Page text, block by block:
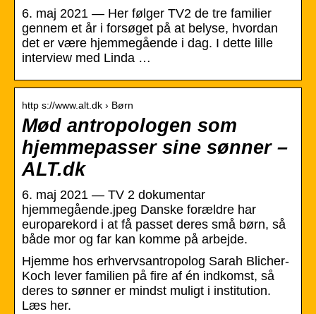
6. maj 2021 — Her følger TV2 de tre familier
gennem et år i forsøget på at belyse, hvordan
det er være hjemmegående i dag. I dette lille
interview med Linda …
http s://www.alt.dk › Børn
Mød antropologen som
hjemmepasser sine sønner –
ALT.dk
6. maj 2021 — TV 2 dokumentar
hjemmegående.jpeg Danske forældre har
europarekord i at få passet deres små børn, så
både mor og far kan komme på arbejde.
Hjemme hos erhvervsantropolog Sarah Blicher-
Koch lever familien på fire af én indkomst, så
deres to sønner er mindst muligt i institution.
Læs her.